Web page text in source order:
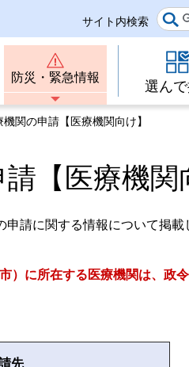
サイト内検索
防災・緊急情報
選ん
関の申請【医療機関向け】
【医療機関
請に関する情報について掲載
）に所在する医療機関は、政
先